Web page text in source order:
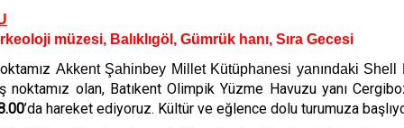
müzesi, Balıklıgöl, Gümrük hanı, Sıra Gecesi
Akkent Şahinbey Millet Kütüphanesi yanındaki Shell
noktamız olan, Batıkent Olimpik Yüzme Havuzu yanı
’da hareket ediyoruz. Kültür ve eğlence dolu turumuza